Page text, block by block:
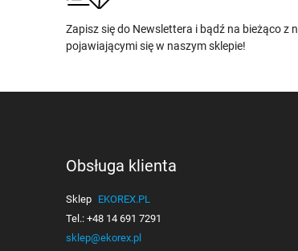
Zapisz się do Newslettera i bądź na bieżąco z
pojawiającymi się w naszym sklepie!
Obsługa klienta
Sklep EKOREX.PL
Tel.: +48 14 691 7291
sklep@ekorex.pl